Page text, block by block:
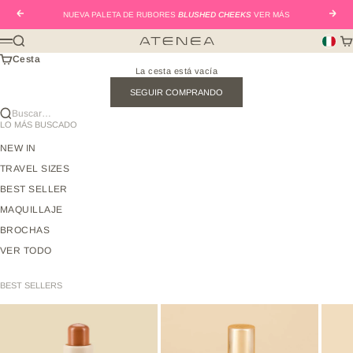
Anterior
NUEVA PALETA DE RUBORES BLUSHED CHEEKS VER MÁS
Atenea Beauty mx
Menú
Buscar
Cesta
La cesta está vacía
SEGUIR COMPRANDO
Buscar…
LO MÁS BUSCADO
NEW IN
TRAVEL SIZES
BEST SELLER
MAQUILLAJE
BROCHAS
VER TODO
BEST SELLERS